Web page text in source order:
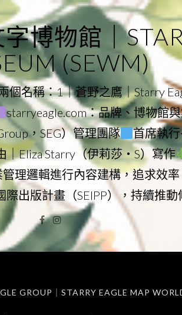
博物館｜
(SEWM)
個名稱：1｜蒼野之鷹｜Starry
starryeagle.com：品牌、博物館
，SEG）管理團隊 首席執
｜Eliza Starry（伊莉莎・S）寫作
理邏輯進行內容建構，追求效
出版計畫（SEIPP），持續推
Facebook
Instagram
GROUP｜STARRY EAGLE MAP